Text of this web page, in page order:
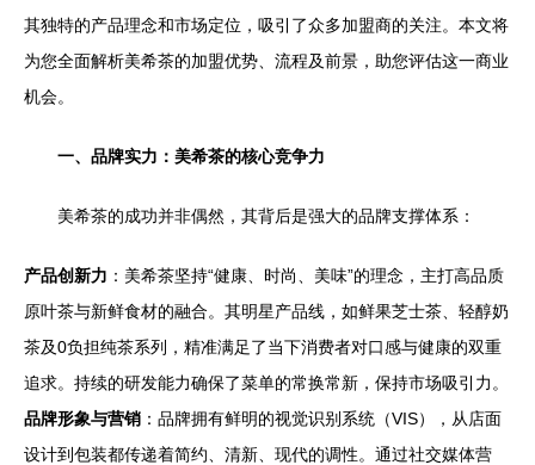
其独特的产品理念和市场定位，吸引了众多加盟商的关注。本文将
为您全面解析美希茶的加盟优势、流程及前景，助您评估这一商业
机会。
一、品牌实力：美希茶的核心竞争力
美希茶的成功并非偶然，其背后是强大的品牌支撑体系：
产品创新力 ：美希茶坚持“健康、时尚、美味”的理念，主打高品质
原叶茶与新鲜食材的融合。其明星产品线，如鲜果芝士茶、轻醇奶
茶及0负担纯茶系列，精准满足了当下消费者对口感与健康的双重
追求。持续的研发能力确保了菜单的常换常新，保持市场吸引力。
品牌形象与营销 ：品牌拥有鲜明的视觉识别系统（VIS），从店面
设计到包装都传递着简约、清新、现代的调性。通过社交媒体营